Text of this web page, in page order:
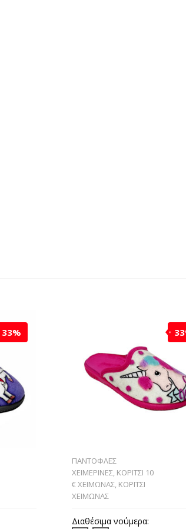
33%
ΠΑΝΤΟΦΛΕΣ
ΧΕΙΜΕΡΙΝΕΣ, ΚΟΡΙΤΣΙ 10
€ ΧΕΙΜΩΝΑΣ, ΚΟΡΙΤΣΙ
ΧΕΙΜΩΝΑΣ
Διαθέσιμα νούμερα: